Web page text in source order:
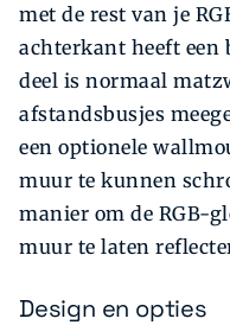
met de rest van je
achterkant hee­ft een
deel is normaal
afstandsbusjes
een optionele
muur te kunnen
manier om de RGB-
muur te laten
Design en opties